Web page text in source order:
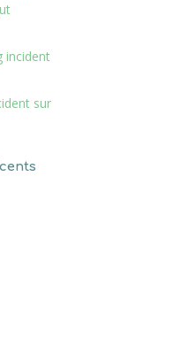
incident
sur